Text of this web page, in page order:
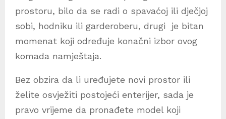
prostoru, bilo da se radi o spavaćoj ili dječjoj
sobi, hodniku ili garderoberu, drugi je bitan
momenat koji određuje konačni izbor ovog
komada namještaja.
Bez obzira da li uređujete novi prostor ili
želite osvježiti postojeći enterijer, sada je
pravo vrijeme da pronađete model koji